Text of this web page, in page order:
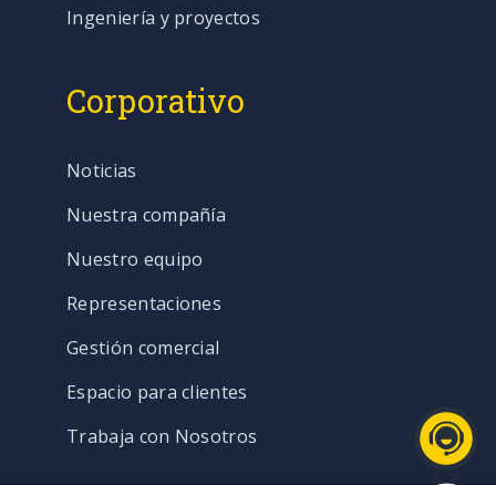
Ingeniería y proyectos
Corporativo
Noticias
Nuestra compañía
Nuestro equipo
Representaciones
Gestión comercial
Espacio para clientes
Trabaja con Nosotros